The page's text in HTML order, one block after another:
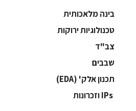
בינה מלאכותית
‫טכנולוגיות ירוקות‬
‫צב"ד‬
‫שבבים‬
‫תכנון אלק' (‪(EDA‬‬